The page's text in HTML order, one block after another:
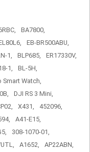
BA7800,
EB-BR500ABU,
1, BLP685,
ER17330V,
1,
BL-5H,
Smart Watch,
DJI RS 3 Mini,
X431,
452096,
A41-E15,
308-1070-01,
A1652,
AP22ABN,